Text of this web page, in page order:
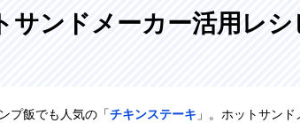
サンドメーカー活用レ
プ飯でも人気の「チキンステーキ 」。ホットサン